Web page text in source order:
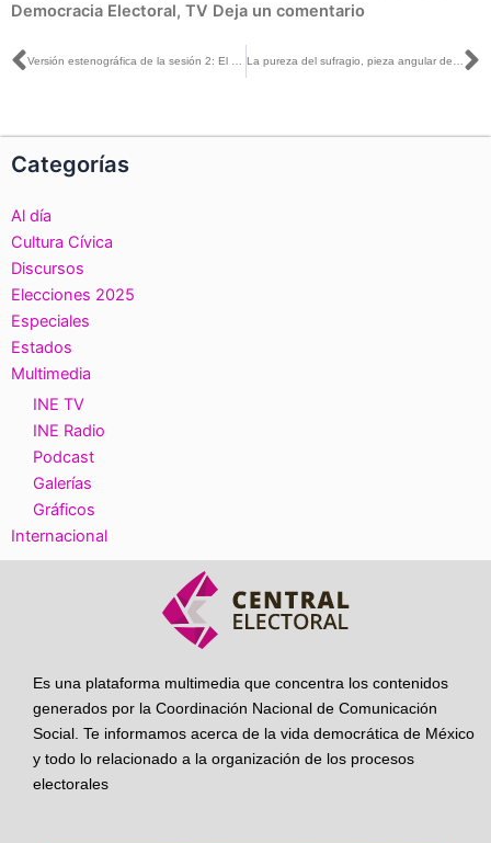
Democracia Electoral, TV Deja un comentario
Ant
Categorías
Al día
Cultura Cívica
Discursos
Elecciones 2025
Especiales
Estados
Multimedia
INE TV
INE Radio
Podcast
Galerías
Gráficos
Internacional
Es una plataforma multimedia que concentra los contenidos
generados por la Coordinación Nacional de Comunicación
Social. Te informamos acerca de la vida democrática de México
y todo lo relacionado a la organización de los procesos
electorales